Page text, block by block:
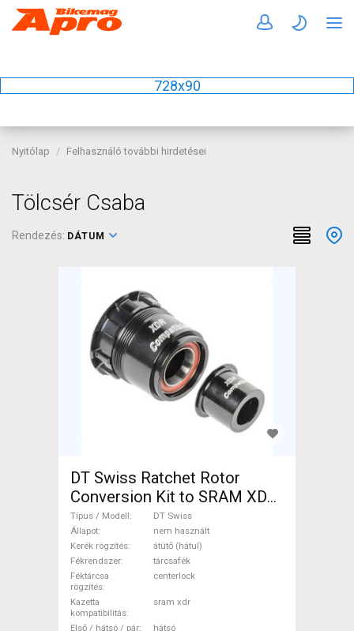
728x90
Nyitólap Felhasználó további hirdetései
Tölcsér Csaba
Rendezés: DÁTUM
DT Swiss Ratchet Rotor
Conversion Kit to SRAM XDR
11/12-speed - Road DT Swiss
Országúti / Gravel / Triatlon
Alkatrész, Országúti Kerék /
Felni / Gumi nem használt
ELADÓ
Típus / Modell
DT Swiss
Állapot
nem használt
Kerék rögzítés
átütő (hátul)
Fékrendszer
tárcsafék
Féktárcsa
rögzítés
centerlock
Kazetta
kompatibilitás
sram xdr
Első / hátsó / pár
hátsó